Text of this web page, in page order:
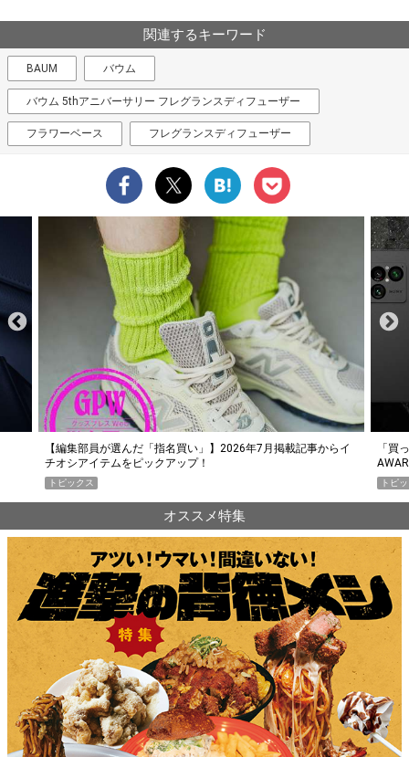
関連するキーワード
BAUM バウム
バウム 5thアニバーサリー フレグランスディフューザー
フラワーベース フレグランスディフューザー
【編集部員が選んだ「指名買い」】2026年7月掲載記事からイ
チオシアイテムをピックアップ！
トピックス
「買
トピ
オススメ特集